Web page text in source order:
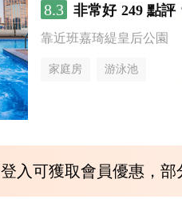
8.3 非常好 249 點評
靠近班嘉琦緹皇后公園
家庭房 游泳池
登入可獲取會員優惠，